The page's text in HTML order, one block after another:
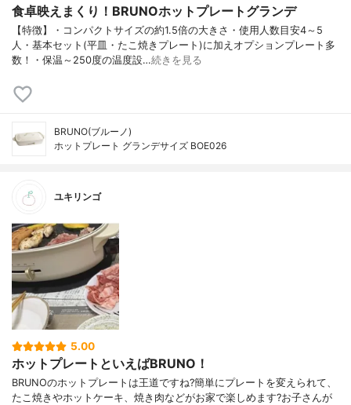
食卓映えまくり！BRUNOホットプレートグランデ
【特徴】・コンパクトサイズの約1.5倍の大きさ・使用人数目安4～5
人・基本セット(平皿・たこ焼きプレート)に加えオプションプレート多
数！・保温～250度の温度設…続きを見る
BRUNO(ブルーノ)
ホットプレート グランデサイズ BOE026
ユキリンゴ
5.00
ホットプレートといえばBRUNO！
BRUNOのホットプレートは王道ですね?簡単にプレートを変えられて、
たこ焼きやホットケーキ、焼き肉などがお家で楽しめます?お子さんが